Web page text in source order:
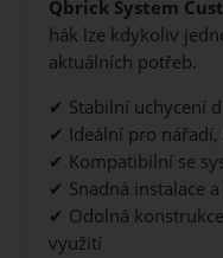
Qbrick System
hák lze kdykoliv
aktuálních potřeb.
✔ Stabilní uchycení
✔ Ideální pro nářadí,
✔ Kompatibilní se
✔ Snadná instalace
✔ Odolná
využití